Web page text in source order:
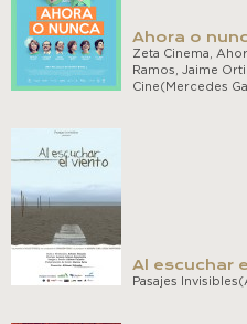
Ahora o
Zeta Cinema,
Ramos, Jaime
Cine(Mercedes
Al escuchar
Pasajes